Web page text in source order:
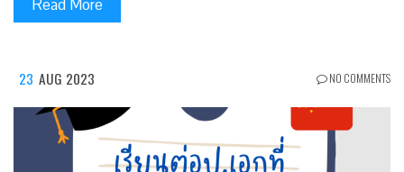
Read More
23 AUG 2023 NO COMMENTS